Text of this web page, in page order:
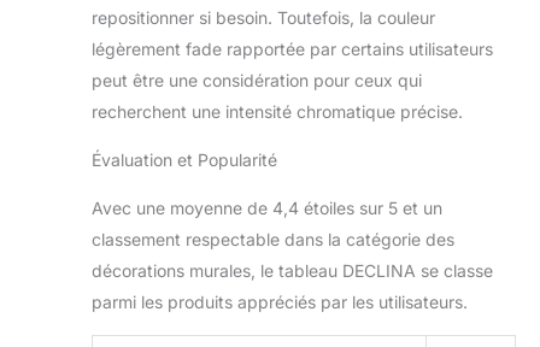
repositionner si besoin. Toutefois, la couleur
légèrement fade rapportée par certains utilisateurs
peut être une considération pour ceux qui
recherchent une intensité chromatique précise.
Évaluation et Popularité
Avec une moyenne de 4,4 étoiles sur 5 et un
classement respectable dans la catégorie des
décorations murales, le tableau DECLINA se classe
parmi les produits appréciés par les utilisateurs.